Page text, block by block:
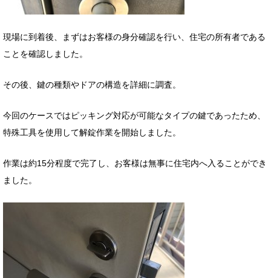
現場に到着後、まずはお客様の身分確認を行い、住宅の所有者である
ことを確認しました。
その後、鍵の種類やドアの構造を詳細に調査。
今回のケースではピッキング対応が可能なタイプの鍵であったため、
特殊工具を使用して解錠作業を開始しました。
作業は約15分程度で完了し、お客様は無事に住宅内へ入ることができ
ました。